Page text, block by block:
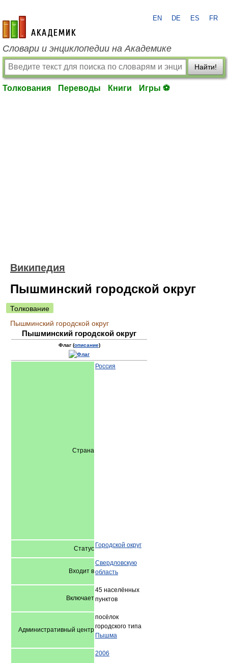
academic.ru
EN DE ES FR
Словари и энциклопедии на Академике
Найти!
Толкования Переводы Книги Игры ⚽
Википедия
Пышминский городской округ
Толкование
Пышминский городской округ
Пышминский городской округ
Флаг (описание)
Страна
Россия
Статус Городской округ
Входит в
Свердловскую
область
Включает
45 населённых
пунктов
Административный центр
посёлок
городского типа
Пышма
2006